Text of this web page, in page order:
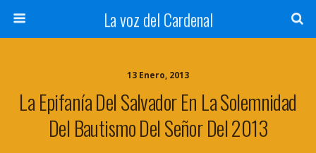
La voz del Cardenal
13 Enero, 2013
La Epifanía Del Salvador En La Solemnidad
Del Bautismo Del Señor Del 2013